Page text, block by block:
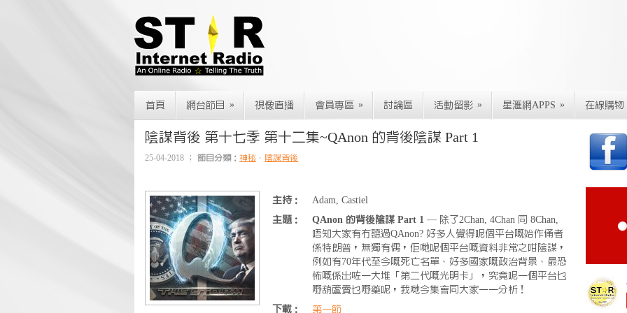
首頁 網台節目 » 視像直播 會員專區 » 討論區 活動留影 » 星滙網APPS » 在線購物
陰謀背後 第十七季 第十二集~QAnon 的背後陰謀 Part 1
25-04-2018 節目分類： 神秘 、 陰謀背後
主持：
Adam, Castiel
主題：
QAnon 的背後陰謀 Part 1 — 除了2Chan, 4Chan 同 8Chan,
唔知大家有冇聽過QAnon? 好多人覺得呢個平台嘅始作俑者
係特朗普，無獨有偶，佢哋呢個平台嘅資料非常之咁陰謀，
例如有70年代至今嘅死亡名單、好多國家嘅政治背景、最恐
怖嘅係出咗一大堆「第二代嘅光明卡」，究竟呢一個平台乜
嘢葫蘆賣乜嘢藥呢，我哋今集會同大家一一分析！
下載：
第一節